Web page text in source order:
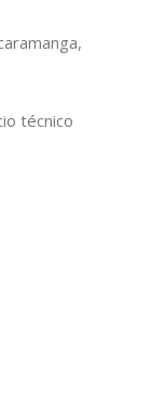
técnico